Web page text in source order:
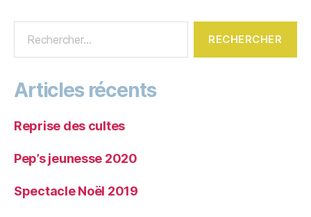
Articles récents
Reprise des cultes
Pep’s jeunesse 2020
Spectacle Noël 2019